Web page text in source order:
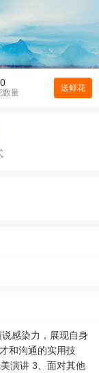
0
数量 送鲜花
感染力，展现自身
和沟通的实用技
演讲 3、面对其他